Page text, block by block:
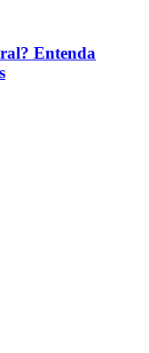
Entenda